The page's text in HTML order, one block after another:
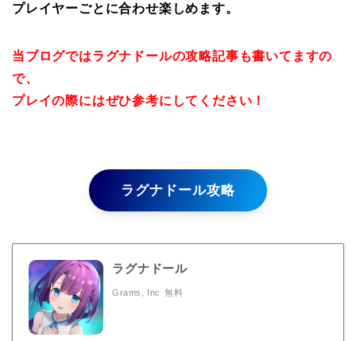
プレイヤーごとに合わせ楽しめます。
当ブログではラグナドールの攻略記事も書いてますの
で、
プレイの際にはぜひ参考にしてください！
ラグナドール攻略
ラグナドール
Grams, Inc 無料